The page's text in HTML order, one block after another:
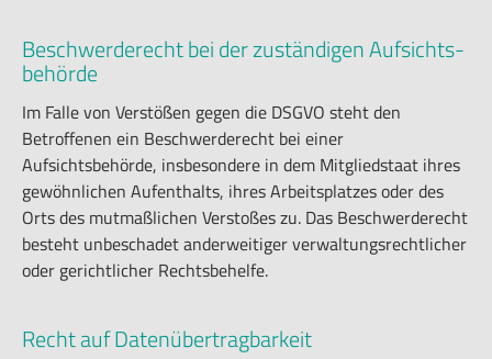
Beschwerde­recht bei der zuständigen Aufsichts­
behörde
Im Falle von Verstößen gegen die DSGVO steht den
Betroffenen ein Beschwerderecht bei einer
Aufsichtsbehörde, insbesondere in dem Mitgliedstaat ihres
gewöhnlichen Aufenthalts, ihres Arbeitsplatzes oder des
Orts des mutmaßlichen Verstoßes zu. Das Beschwerderecht
besteht unbeschadet anderweitiger verwaltungsrechtlicher
oder gerichtlicher Rechtsbehelfe.
Recht auf Daten­übertrag­barkeit